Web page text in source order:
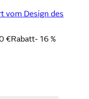
vom Design des
€Rabatt- 16 %